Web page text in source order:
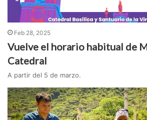
Feb 28, 2025
Vuelve el horario habitual de
Catedral
A partir del 5 de marzo.